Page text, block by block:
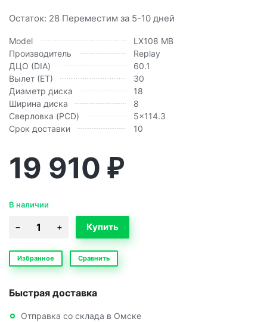
Остаток: 28 Переместим за 5-10 дней
Model
LX108 MB
Производитель
Replay
ДЦО (DIA)
60.1
Вылет (ЕТ)
30
Диаметр диска
18
Ширина диска
8
Сверловка (PCD)
5x114.3
Срок доставки
10
19 910 ₽
В наличии
Избранное Сравнить
Быстрая доставка
Отправка со склада в Омске